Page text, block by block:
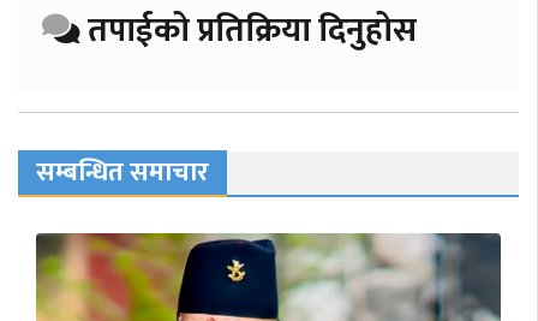
तपाईको प्रतिक्रिया दिनुहोस
सम्बन्धित समाचार